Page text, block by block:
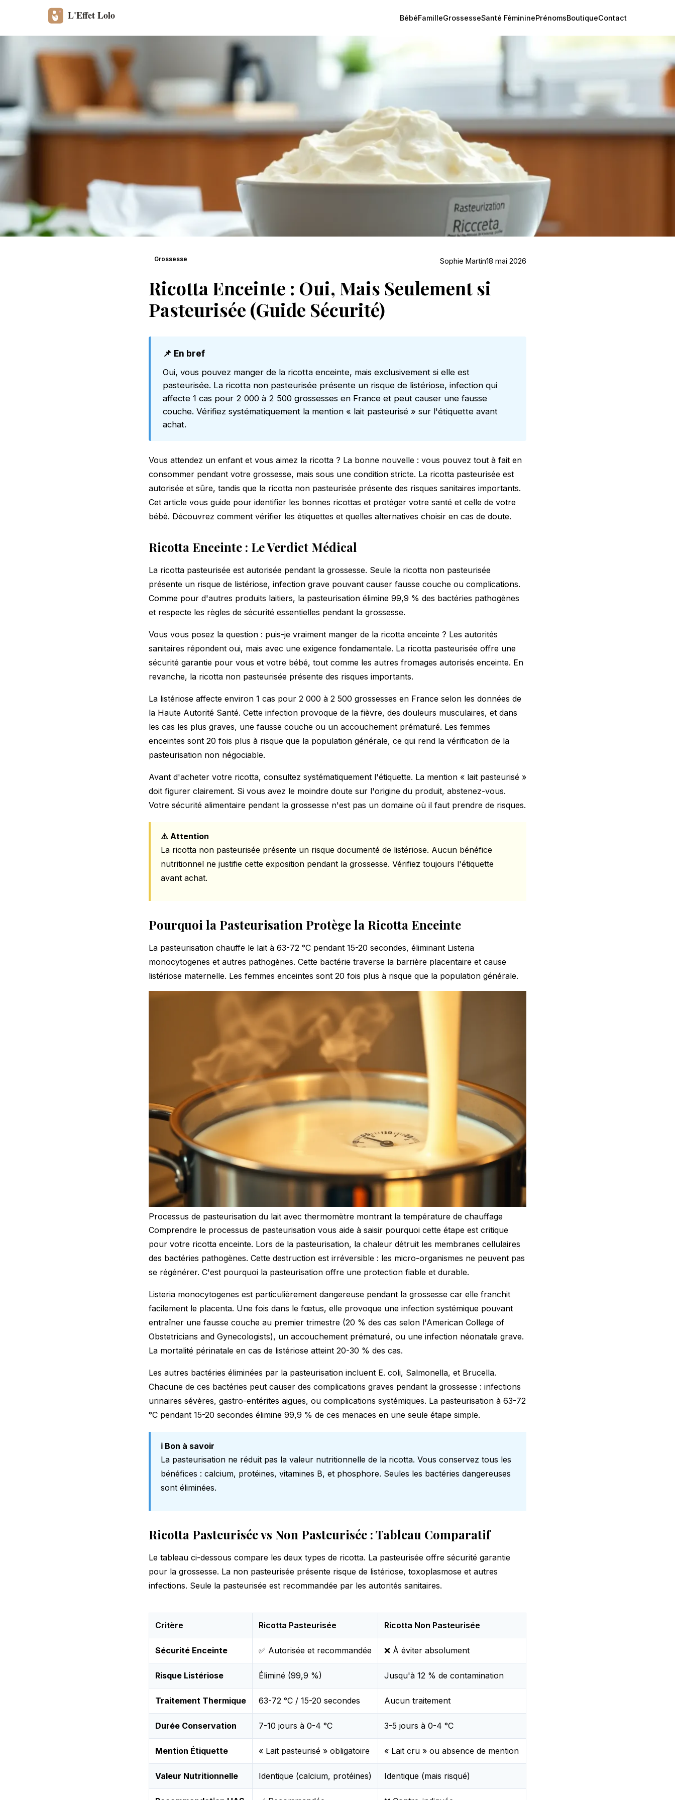
BébéFamilleGrossesseSanté FémininePrénomsBoutiqueContact
Grossesse Sophie Martin18 mai 2026
Ricotta Enceinte : Oui, Mais Seulement si
Pasteurisée (Guide Sécurité)
📌 En bref
Oui, vous pouvez manger de la ricotta enceinte, mais exclusivement si elle est
pasteurisée. La ricotta non pasteurisée présente un risque de listériose, infection qui
affecte 1 cas pour 2 000 à 2 500 grossesses en France et peut causer une fausse
couche. Vérifiez systématiquement la mention « lait pasteurisé » sur l'étiquette avant
achat.
Vous attendez un enfant et vous aimez la ricotta ? La bonne nouvelle : vous pouvez tout à fait en
consommer pendant votre grossesse, mais sous une condition stricte. La ricotta pasteurisée est
autorisée et sûre, tandis que la ricotta non pasteurisée présente des risques sanitaires importants.
Cet article vous guide pour identifier les bonnes ricottas et protéger votre santé et celle de votre
bébé. Découvrez comment vérifier les étiquettes et quelles alternatives choisir en cas de doute.
Ricotta Enceinte : Le Verdict Médical
La ricotta pasteurisée est autorisée pendant la grossesse. Seule la ricotta non pasteurisée
présente un risque de listériose, infection grave pouvant causer fausse couche ou complications.
Comme pour d'autres produits laitiers, la pasteurisation élimine 99,9 % des bactéries pathogènes
et respecte les règles de sécurité essentielles pendant la grossesse.
Vous vous posez la question : puis-je vraiment manger de la ricotta enceinte ? Les autorités
sanitaires répondent oui, mais avec une exigence fondamentale. La ricotta pasteurisée offre une
sécurité garantie pour vous et votre bébé, tout comme les autres fromages autorisés enceinte. En
revanche, la ricotta non pasteurisée présente des risques importants.
La listériose affecte environ 1 cas pour 2 000 à 2 500 grossesses en France selon les données de
la Haute Autorité Santé. Cette infection provoque de la fièvre, des douleurs musculaires, et dans
les cas les plus graves, une fausse couche ou un accouchement prématuré. Les femmes
enceintes sont 20 fois plus à risque que la population générale, ce qui rend la vérification de la
pasteurisation non négociable.
Avant d'acheter votre ricotta, consultez systématiquement l'étiquette. La mention « lait pasteurisé »
doit figurer clairement. Si vous avez le moindre doute sur l'origine du produit, abstenez-vous.
Votre sécurité alimentaire pendant la grossesse n'est pas un domaine où il faut prendre de risques.
⚠️ Attention
La ricotta non pasteurisée présente un risque documenté de listériose. Aucun bénéfice
nutritionnel ne justifie cette exposition pendant la grossesse. Vérifiez toujours l'étiquette
avant achat.
Pourquoi la Pasteurisation Protège la Ricotta Enceinte
La pasteurisation chauffe le lait à 63-72 °C pendant 15-20 secondes, éliminant Listeria
monocytogenes et autres pathogènes. Cette bactérie traverse la barrière placentaire et cause
listériose maternelle. Les femmes enceintes sont 20 fois plus à risque que la population générale.
Processus de pasteurisation du lait avec thermomètre montrant la température de chauffage
Comprendre le processus de pasteurisation vous aide à saisir pourquoi cette étape est critique
pour votre ricotta enceinte. Lors de la pasteurisation, la chaleur détruit les membranes cellulaires
des bactéries pathogènes. Cette destruction est irréversible : les micro-organismes ne peuvent pas
se régénérer. C'est pourquoi la pasteurisation offre une protection fiable et durable.
Listeria monocytogenes est particulièrement dangereuse pendant la grossesse car elle franchit
facilement le placenta. Une fois dans le fœtus, elle provoque une infection systémique pouvant
entraîner une fausse couche au premier trimestre (20 % des cas selon l'American College of
Obstetricians and Gynecologists), un accouchement prématuré, ou une infection néonatale grave.
La mortalité périnatale en cas de listériose atteint 20-30 % des cas.
Les autres bactéries éliminées par la pasteurisation incluent E. coli, Salmonella, et Brucella.
Chacune de ces bactéries peut causer des complications graves pendant la grossesse : infections
urinaires sévères, gastro-entérites aigues, ou complications systémiques. La pasteurisation à 63-72
°C pendant 15-20 secondes élimine 99,9 % de ces menaces en une seule étape simple.
ℹ️ Bon à savoir
La pasteurisation ne réduit pas la valeur nutritionnelle de la ricotta. Vous conservez tous les
bénéfices : calcium, protéines, vitamines B, et phosphore. Seules les bactéries dangereuses
sont éliminées.
Ricotta Pasteurisée vs Non Pasteurisée : Tableau Comparatif
Le tableau ci-dessous compare les deux types de ricotta. La pasteurisée offre sécurité garantie
pour la grossesse. La non pasteurisée présente risque de listériose, toxoplasmose et autres
infections. Seule la pasteurisée est recommandée par les autorités sanitaires.
Critère Ricotta Pasteurisée Ricotta Non Pasteurisée
Sécurité Enceinte ✅ Autorisée et recommandée ❌ À éviter absolument
Risque Listériose Éliminé (99,9 %) Jusqu'à 12 % de contamination
Traitement Thermique 63-72 °C / 15-20 secondes Aucun traitement
Durée Conservation 7-10 jours à 0-4 °C 3-5 jours à 0-4 °C
Mention Étiquette « Lait pasteurisé » obligatoire « Lait cru » ou absence de mention
Valeur Nutritionnelle Identique (calcium, protéines) Identique (mais risqué)